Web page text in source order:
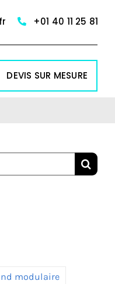
+01 40 11 25 81
DEVIS SUR MESURE
modulaire